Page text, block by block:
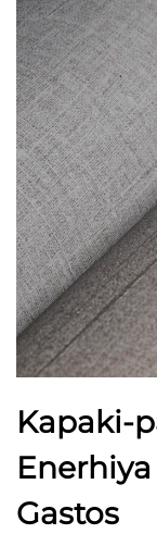
Kapaki-
Gastos